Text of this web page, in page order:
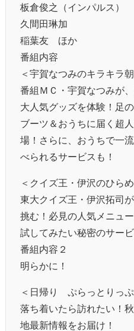
板倉俊之（インパルス）
久間田琳加
稲葉友 ほか
番組内容
＜宇賀なつみのキラキラ
番組ＭＣ・宇賀なつみが
大人気グッズを体験！足
ブーツ＆おうちに届く超
場！さらに、おうちで一
べられるサービスも！
＜クイズ王・伊沢のひら
東大クイズ王・伊沢拓司
挑む！必見の人気メニュ
試してみたい秘密のサー
番組内容２
明らかに！
＜日帰り ぷらっとりっぷ
落ち着いたら訪れたい！
地最新情報をお届け！